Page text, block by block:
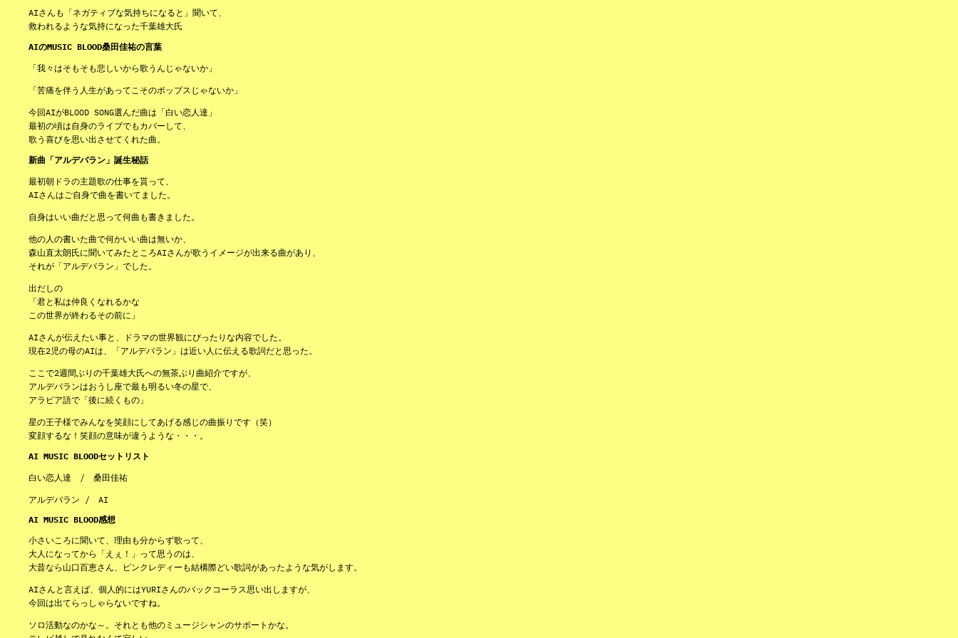
AIさんも「ネガティブな気持ちになると」聞いて、
救われるような気持になった千葉雄大氏
AIのMUSIC BLOOD桑田佳祐の言葉
「我々はそもそも悲しいから歌うんじゃないか」
「苦痛を伴う人生があってこそのポップスじゃないか」
今回AIがBLOOD SONG選んだ曲は「白い恋人達」
最初の頃は自身のライブでもカバーして、
歌う喜びを思い出させてくれた曲。
新曲「アルデバラン」誕生秘話
最初朝ドラの主題歌の仕事を貰って、
AIさんはご自身で曲を書いてました。
自身はいい曲だと思って何曲も書きました。
他の人の書いた曲で何かいい曲は無いか、
森山直太朗氏に聞いてみたところAIさんが歌うイメージが出来る曲があり、
それが「アルデバラン」でした。
出だしの
「君と私は仲良くなれるかな
この世界が終わるその前に」
AIさんが伝えたい事と、ドラマの世界観にぴったりな内容でした。
現在2児の母のAIは、「アルデバラン」は近い人に伝える歌詞だと思った。
ここで2週間ぶりの千葉雄大氏への無茶ぶり曲紹介ですが、
アルデバランはおうし座で最も明るい冬の星で、
アラビア語で「後に続くもの」
星の王子様でみんなを笑顔にしてあげる感じの曲振りです（笑）
変顔するな！笑顔の意味が違うような・・・。
AI MUSIC BLOODセットリスト
白い恋人達 / 桑田佳祐
アルデバラン / AI
AI MUSIC BLOOD感想
小さいころに聞いて、理由も分からず歌って、
大人になってから「えぇ！」って思うのは、
大昔なら山口百恵さん、ピンクレディーも結構際どい歌詞があったような気がします。
AIさんと言えば、個人的にはYURIさんのバックコーラス思い出しますが、
今回は出てらっしゃらないですね。
ソロ活動なのかな～。それとも他のミュージシャンのサポートかな。